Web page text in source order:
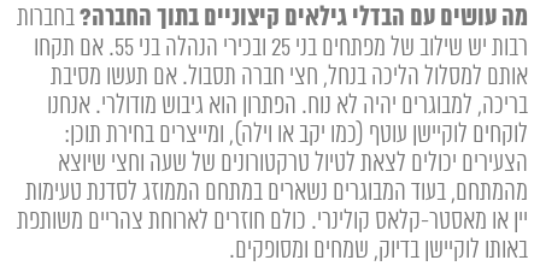
מה עושים עם הבדלי גילאים קיצוניים בתוך החברה?בחברות
רבות יש שילוב של מפתחים בני 25 ובכירי הנהלה בני 55. אם תקחו
אותם למסלול הליכה בנחל, חצי חברה תסבול. אם תעשו מסיבת
בריכה, למבוגרים יהיה לא נוח. הפתרון הוא גיבוש מודולרי. אנחנו
לוקחים לוקיישן עוטף (כמו יקב או וילה), ומייצרים בחירת תוכן:
הצעירים יכולים לצאת לטיול טרקטורונים של שעה וחצי שיוצא
מהמתחם, בעוד המבוגרים נשארים במתחם הממוזג לסדנת טעימות
יין או מאסטר-קלאס קולינרי. כולם חוזרים לארוחת צהריים משותפת
באותו לוקיישן בדיוק, שמחים ומסופקים.